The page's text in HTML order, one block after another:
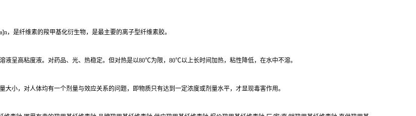
，是纤维素的羧甲基化衍生物，是最主要的离子型纤维素胶。
呈高粘度液。对药品、光、热稳定。但对热是以80℃为限，80℃以上长时间加热，粘性降低，在水中不溶。
小，对人体均有一个剂量与效应关系的问题，即物质只有达到一定浓度或剂量水平，才显现毒害作用。